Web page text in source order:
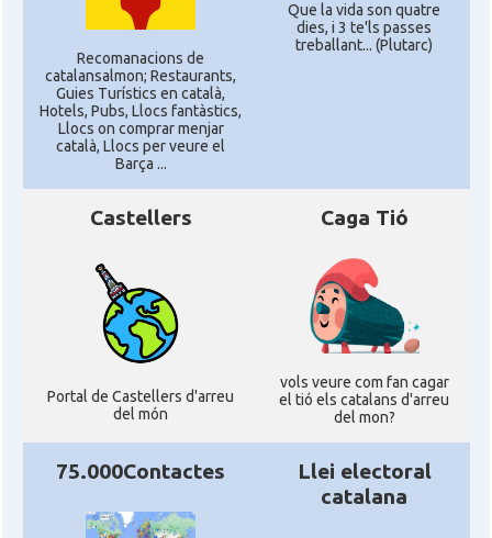
Recomanacions de
catalansalmon; Restaurants,
Guies Turístics en català,
Hotels, Pubs, Llocs fantàstics,
Llocs on comprar menjar
català, Llocs per veure el
Barça ...
Que la vida son quatre
dies, i 3 te'ls passes
treballant... (Plutarc)
Castellers
Portal de Castellers d'arreu
del món
Caga Tió
vols veure com fan cagar
el tió els catalans d'arreu
del mon?
75.000Contactes
Llei electoral
catalana